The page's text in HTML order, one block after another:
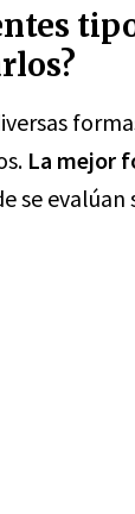
La mejor
se evalúan